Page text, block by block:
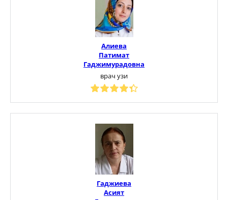
Алиева
Патимат
Гаджимурадовна
врач узи
Гаджиева
Асият